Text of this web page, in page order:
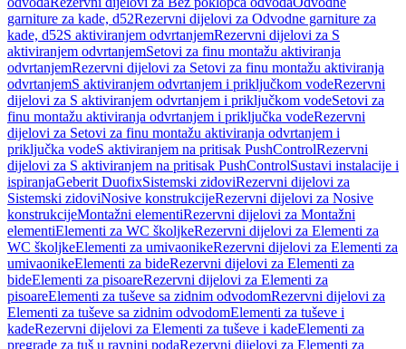
garniture za kade, d52Rezervni dijelovi za Odvodne garniture za
kade, d52S aktiviranjem odvrtanjemRezervni dijelovi za S
aktiviranjem odvrtanjemSetovi za finu montažu aktiviranja
odvrtanjemRezervni dijelovi za Setovi za finu montažu aktiviranja
odvrtanjemS aktiviranjem odvrtanjem i priključkom vodeRezervni
dijelovi za S aktiviranjem odvrtanjem i priključkom vodeSetovi za
finu montažu aktiviranja odvrtanjem i priključka vodeRezervni
dijelovi za Setovi za finu montažu aktiviranja odvrtanjem i
priključka vodeS aktiviranjem na pritisak PushControlRezervni
dijelovi za S aktiviranjem na pritisak PushControlSustavi instalacije i
ispiranjaGeberit DuofixSistemski zidoviRezervni dijelovi za
Sistemski zidoviNosive konstrukcijeRezervni dijelovi za Nosive
konstrukcijeMontažni elementiRezervni dijelovi za Montažni
elementiElementi za WC školjkeRezervni dijelovi za Elementi za
WC školjkeElementi za umivaonikeRezervni dijelovi za Elementi za
umivaonikeElementi za bideRezervni dijelovi za Elementi za
bideElementi za pisoareRezervni dijelovi za Elementi za
pisoareElementi za tuševe sa zidnim odvodomRezervni dijelovi za
Elementi za tuševe sa zidnim odvodomElementi za tuševe i
kadeRezervni dijelovi za Elementi za tuševe i kadeElementi za
pregrade za tuš u ravnini podaRezervni dijelovi za Elementi za